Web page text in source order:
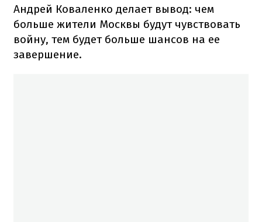
Андрей Коваленко делает вывод: чем
больше жители Москвы будут чувствовать
войну, тем будет больше шансов на ее
завершение.